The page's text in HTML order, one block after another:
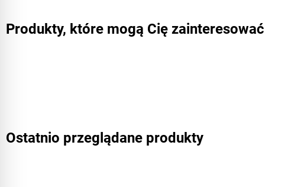
Produkty, które mogą Cię zainteresować
Ostatnio przeglądane produkty